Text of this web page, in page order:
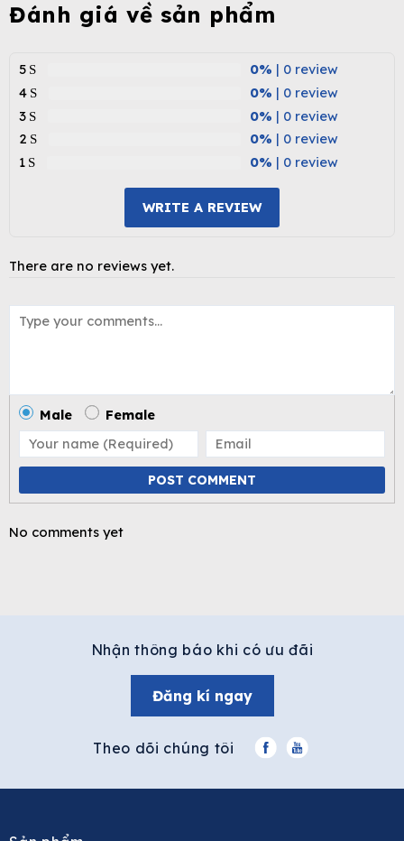
Đánh giá về sản phẩm
5 0% | 0 review
4
0% | 0 review
3
0% | 0 review
2
0% | 0 review
1
0% | 0 review
WRITE A REVIEW
There are no reviews yet.
Male Female
POST COMMENT
No comments yet
Nhận thông báo khi có ưu đãi
Đăng kí ngay
Theo dõi chúng tôi